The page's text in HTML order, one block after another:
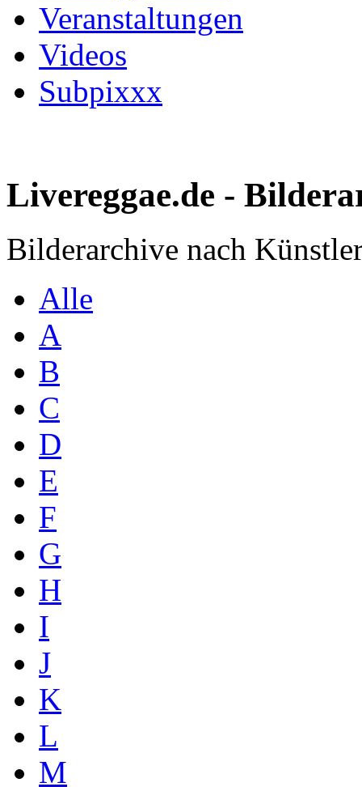
Veranstaltungen
Videos
Subpixxx
Livereggae.de -
Bilderarchive nach
Alle
A
B
C
D
E
F
G
H
I
J
K
L
M